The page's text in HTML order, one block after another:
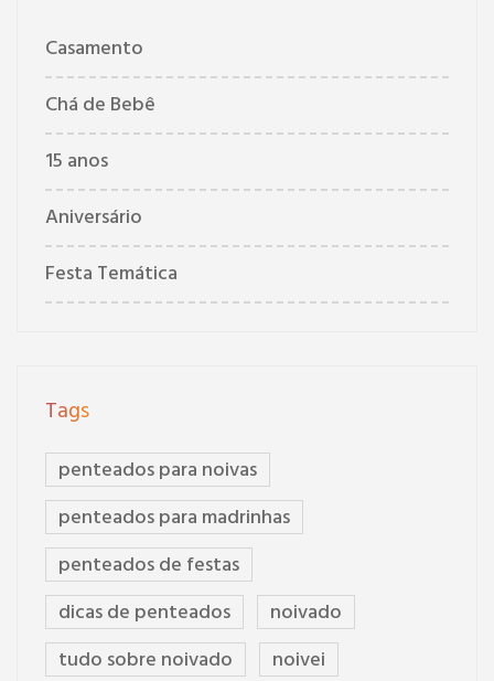
Casamento
Chá de Bebê
15 anos
Aniversário
Festa Temática
Tags
penteados para noivas
penteados para madrinhas
penteados de festas
dicas de penteados
noivado
tudo sobre noivado
noivei